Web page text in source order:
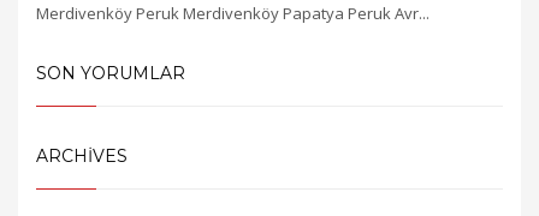
Merdivenköy Peruk Merdivenköy Papatya Peruk Avr...
SON YORUMLAR
ARCHIVES